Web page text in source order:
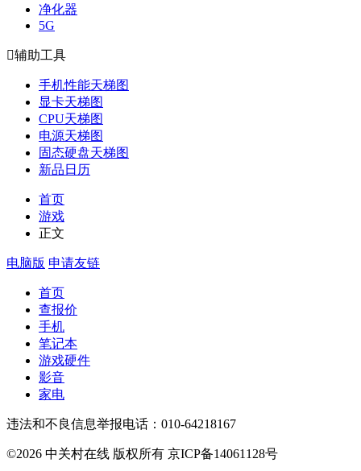
净化器
5G
辅助工具
手机性能天梯图
显卡天梯图
CPU天梯图
电源天梯图
固态硬盘天梯图
新品日历
首页
游戏
正文
电脑版 申请友链
首页
查报价
手机
笔记本
游戏硬件
影音
家电
违法和不良信息举报电话：010-64218167
©2026 中关村在线 版权所有 京ICP备14061128号